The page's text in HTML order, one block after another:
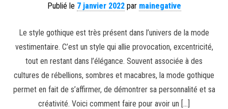
Publié le 7 janvier 2022par mainegative
Le style gothique est très présent dans l’univers de la mode
vestimentaire. C’est un style qui allie provocation, excentricité,
tout en restant dans l’élégance. Souvent associée à des
cultures de rébellions, sombres et macabres, la mode gothique
permet en fait de s’affirmer, de démontrer sa personnalité et sa
créativité. Voici comment faire pour avoir un […]